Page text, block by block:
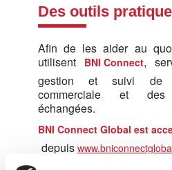
Des outils
Afin de les aider au
utilisent
BNI Connect,
gestion et suivi de
commerciale et des
échangées.
BNI Connect Global est
depuis
sur smartphone iOS et